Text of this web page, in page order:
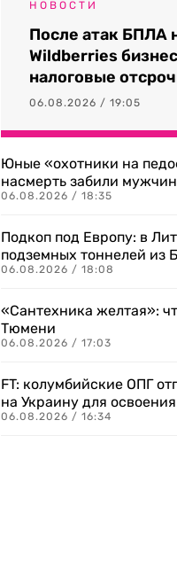
НОВОСТИ
После атак БПЛА
Wildberries
налоговые
06.08.2026 / 19:05
Юные «охотники на
насмерть забили
06.08.2026 / 18:35
Подкоп под Европу: в
подземных тоннелей из
06.08.2026 / 18:08
«Сантехника желтая»:
Тюмени
06.08.2026 / 17:03
FT: колумбийские ОПГ
на Украину для
06.08.2026 / 16:34